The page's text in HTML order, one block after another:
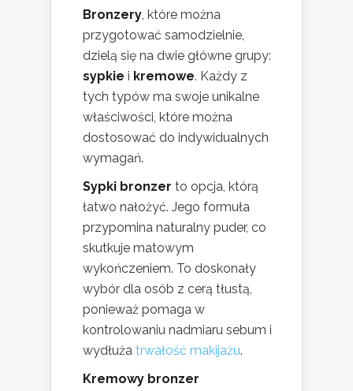
Bronzery, które można
przygotować samodzielnie,
dzielą się na dwie główne grupy:
sypkie i kremowe. Każdy z
tych typów ma swoje unikalne
właściwości, które można
dostosować do indywidualnych
wymagań.
Sypki bronzer to opcja, którą
łatwo nałożyć. Jego formuła
przypomina naturalny puder, co
skutkuje matowym
wykończeniem. To doskonały
wybór dla osób z cerą tłustą,
ponieważ pomaga w
kontrolowaniu nadmiaru sebum i
wydłuża trwałość makijażu.
Kremowy bronzer